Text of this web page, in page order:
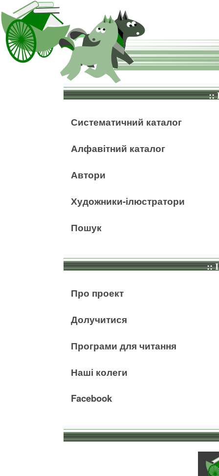
::
Систематичний каталог
Алфавітний каталог
Автори
Художники-ілюстратори
Пошук
::
Про проект
Долучитися
Програми для читання
Наші колеги
Facebook